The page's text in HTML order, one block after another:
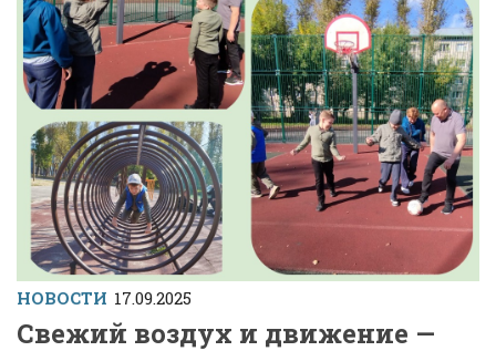
НОВОСТИ 17.09.2025
Свежий воздух и движение —